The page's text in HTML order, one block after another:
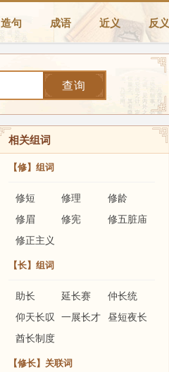
造句 成语 近义 反义
查询
相关组词
【修】组词
修短 修理
修龄
修眉
修宪
修五脏庙
修正主义
【长】组词
助长 延长赛
仲长统
仰天长叹
一展长才
昼短夜长
酋长制度
【修长】关联词